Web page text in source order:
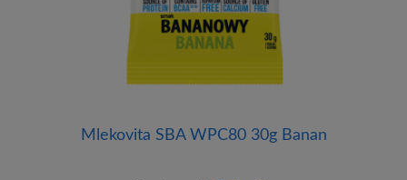
Mlekovita SBA WPC80 30g Banan